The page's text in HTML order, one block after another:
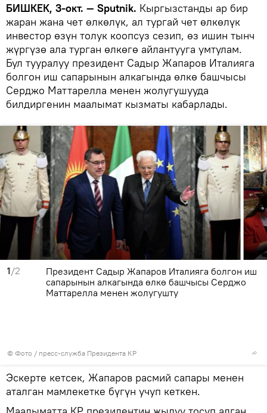
БИШКЕК, 3-окт. — Sputnik. Кыргызстанды ар бир
жаран жана чет өлкөлүк, ал тургай чет өлкөлүк
инвестор өзүн толук коопсуз сезип, өз ишин тынч
жүргүзө ала турган өлкөгө айлантууга умтулам.
Бул тууралуу президент Садыр Жапаров Италияга
болгон иш сапарынын алкагында өлкө башчысы
Серджо Маттарелла менен жолугушууда
билдиргенин маалымат кызматы кабарлады.
1/2
© Фото / пресс-служба Президента КР
Президент Садыр Жапаров Италияга болгон иш
сапарынын алкагында өлкө башчысы Серджо
Маттарелла менен жолугушту
Эскерте кетсек, Жапаров расмий сапары менен
аталган мамлекетке бүгүн учуп кеткен.